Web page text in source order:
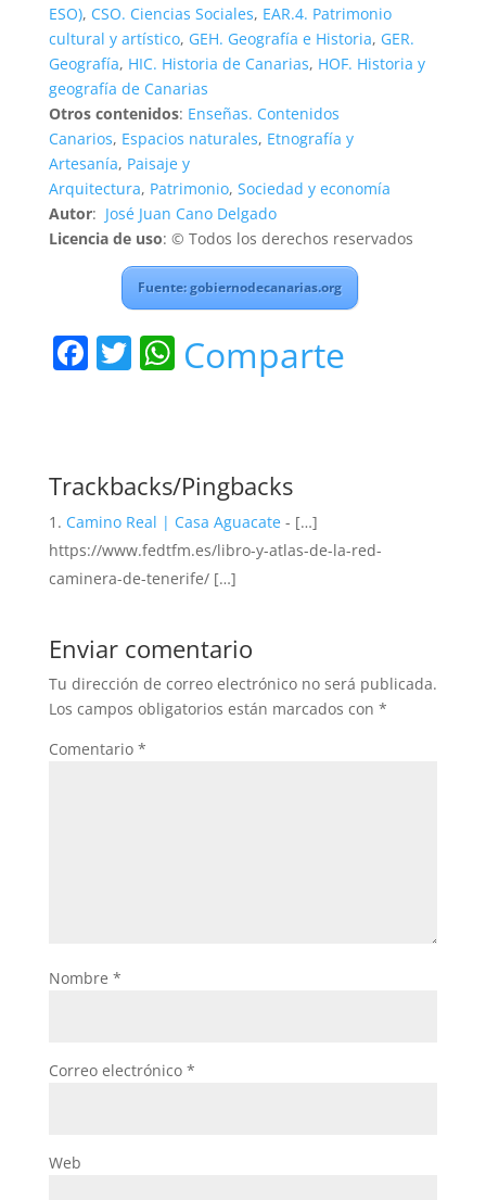
ESO), CSO. Ciencias Sociales, EAR.4. Patrimonio
cultural y artístico, GEH. Geografía e Historia, GER.
Geografía, HIC. Historia de Canarias, HOF. Historia y
geografía de Canarias
Otros contenidos: Enseñas. Contenidos
Canarios, Espacios naturales, Etnografía y
Artesanía, Paisaje y
Arquitectura, Patrimonio, Sociedad y economía
Autor: José Juan Cano Delgado
Licencia de uso: © Todos los derechos reservados
Fuente: gobiernodecanarias.org
F
b
o
o
k
T W
A
p
p
Comparte
Trackbacks/Pingbacks
Camino Real | Casa Aguacate- […]
https://www.fedtfm.es/libro-y-atlas-de-la-red-
caminera-de-tenerife/ […]
Enviar comentario
Tu dirección de correo electrónico no será publicada.
Los campos obligatorios están marcados con *
Comentario *
Nombre *
Correo electrónico *
Web